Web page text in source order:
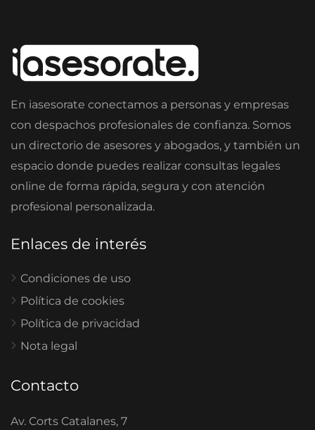
En iasesorate conectamos a personas y empresas
con despachos profesionales de confianza. Somos
un directorio de asesores y abogados, y también un
espacio donde puedes realizar consultas legales
online de forma rápida, segura y con atención
profesional personalizada.
Enlaces de interés
Condiciones de uso
Política de cookies
Política de privacidad
Nota legal
Contacto
Av. Corts Catalanes, 7